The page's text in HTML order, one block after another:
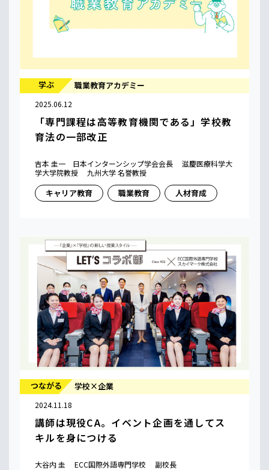
学ぶ 職業教育アカデミー
2025.06.12
「専門課程は高等教育機関である」学校教
育法の一部改正
吉本 圭一 日本インターンシップ学会会長 滋慶医療科学大
学大学院教授 九州大学 名誉教授
キャリア教育 職業教育 人材育成
つながる 学校×企業
2024.11.18
講師は現役CA。イベント企画を通してス
キルを身につける
大谷内 圭 ECC国際外語専門学校 副校長